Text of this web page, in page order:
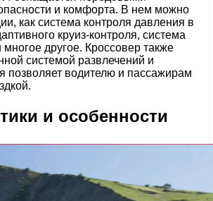
и комфорта. В нем можно
как система контроля давления в
круиз-контроля, система
многое другое. Кроссовер также
системой развлечений и
позволяет водителю и пассажирам
и особенности